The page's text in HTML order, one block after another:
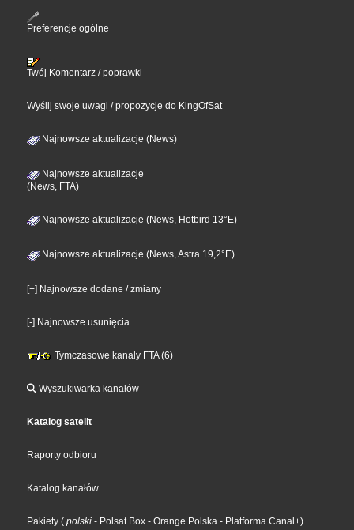
Preferencje ogólne
Twój Komentarz / poprawki
Wyślij swoje uwagi / propozycje do KingOfSat
Najnowsze aktualizacje (News)
Najnowsze aktualizacje
(News, FTA)
Najnowsze aktualizacje (News, Hotbird 13°E)
Najnowsze aktualizacje (News, Astra 19,2°E)
[+] Najnowsze dodane / zmiany
[-] Najnowsze usunięcia
Tymczasowe kanały FTA (6)
Wyszukiwarka kanałów
Katalog satelit
Raporty odbioru
Katalog kanałów
Pakiety ( polski - Polsat Box - Orange Polska - Platforma Canal+)